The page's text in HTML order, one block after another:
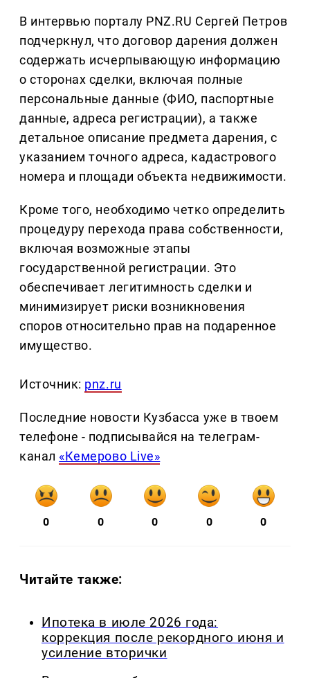
В интервью порталу PNZ.RU Сергей Петров
подчеркнул, что договор дарения должен
содержать исчерпывающую информацию
о сторонах сделки, включая полные
персональные данные (ФИО, паспортные
данные, адреса регистрации), а также
детальное описание предмета дарения, с
указанием точного адреса, кадастрового
номера и площади объекта недвижимости.
Кроме того, необходимо четко определить
процедуру перехода права собственности,
включая возможные этапы
государственной регистрации. Это
обеспечивает легитимность сделки и
минимизирует риски возникновения
споров относительно прав на подаренное
имущество.
Источник: pnz.ru
Последние новости Кузбасса уже в твоем
телефоне - подписывайся на телеграм-
канал «Кемерово Live»
0 0 0 0 0
Читайте также:
Ипотека в июле 2026 года:
коррекция после рекордного июня и
усиление вторички